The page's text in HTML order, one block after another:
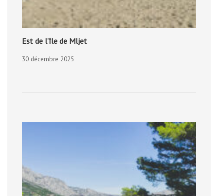
Est de l’île de Mljet
30 décembre 2025